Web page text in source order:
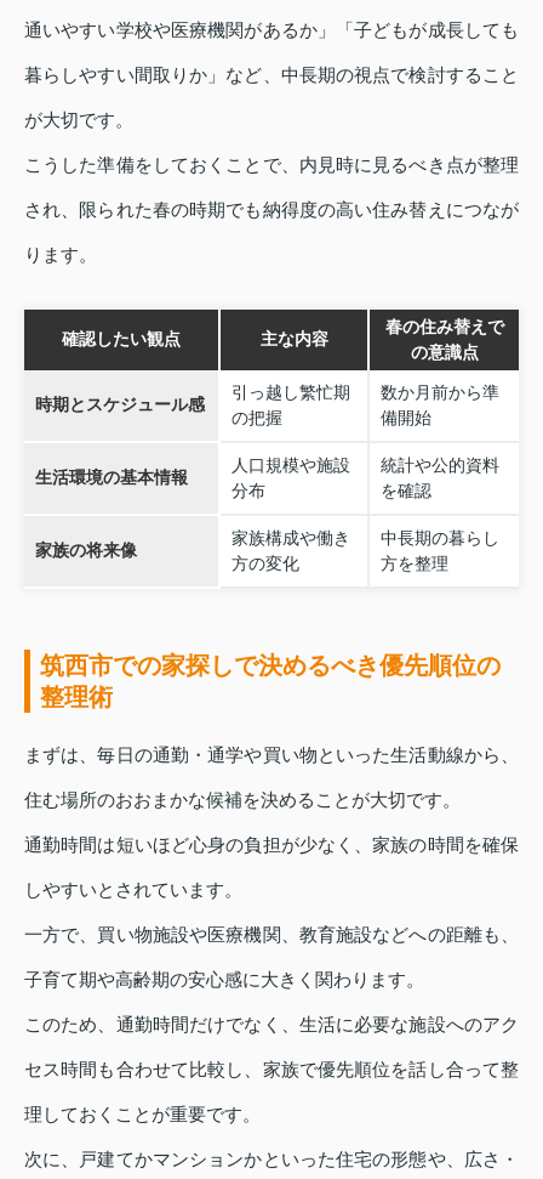
通いやすい学校や医療機関があるか」「子どもが成長しても
暮らしやすい間取りか」など、中長期の視点で検討すること
が大切です。
こうした準備をしておくことで、内見時に見るべき点が整理
され、限られた春の時期でも納得度の高い住み替えにつなが
ります。
確認したい観点 主な内容
春の住み替えで
の意識点
時期とスケジュール感
引っ越し繁忙期
の把握
数か月前から準
備開始
生活環境の基本情報
人口規模や施設
分布
統計や公的資料
を確認
家族の将来像
家族構成や働き
方の変化
中長期の暮らし
方を整理
筑西市での家探しで決めるべき優先順位の
整理術
まずは、毎日の通勤・通学や買い物といった生活動線から、
住む場所のおおまかな候補を決めることが大切です。
通勤時間は短いほど心身の負担が少なく、家族の時間を確保
しやすいとされています。
一方で、買い物施設や医療機関、教育施設などへの距離も、
子育て期や高齢期の安心感に大きく関わります。
このため、通勤時間だけでなく、生活に必要な施設へのアク
セス時間も合わせて比較し、家族で優先順位を話し合って整
理しておくことが重要です。
次に、戸建てかマンションかといった住宅の形態や、広さ・